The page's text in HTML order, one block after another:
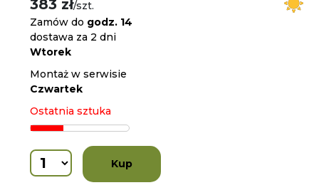
383 zł/szt.
Zamów do godz. 14
dostawa za 2 dni
Wtorek
Montaż w serwisie
Czwartek
Ostatnia sztuka
Kup